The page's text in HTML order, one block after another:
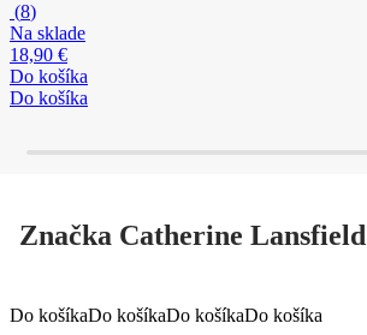
(8)
Na sklade
18,90 €
Do košíka
Do košíka
Značka Catherine Lansfield
Do košíkaDo košíkaDo košíkaDo košíka